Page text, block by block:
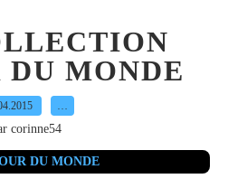
DU MONDE
…
corinne54